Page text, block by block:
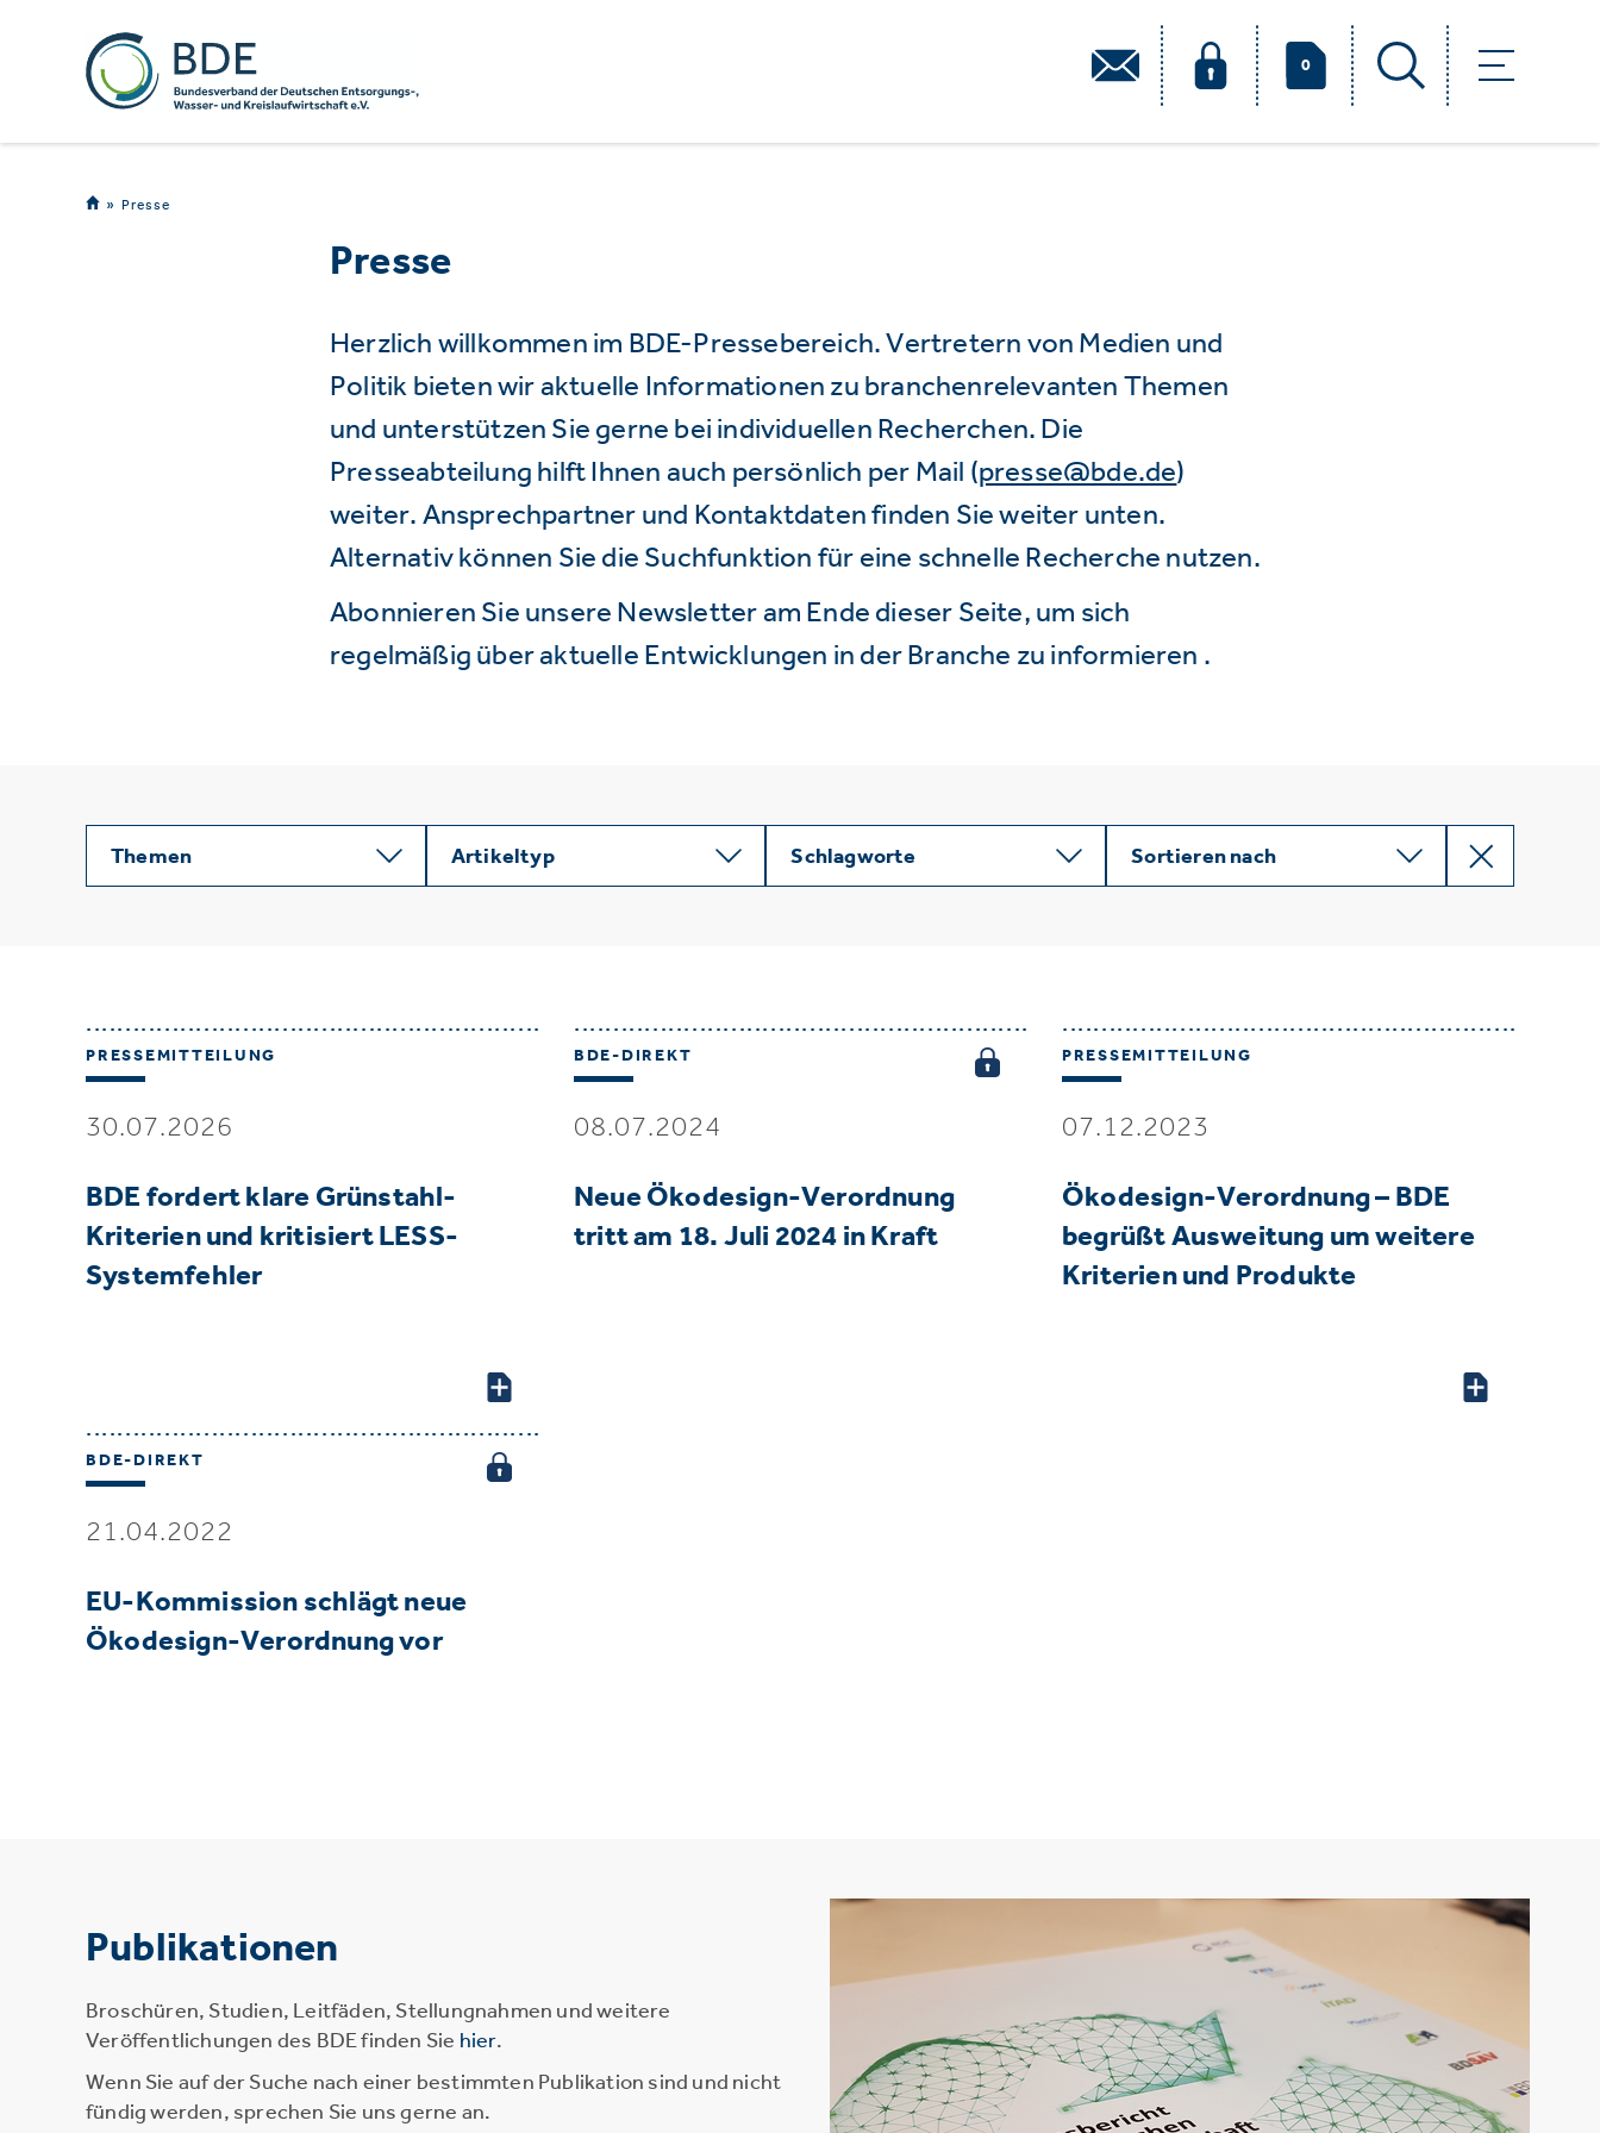
0
Presse
Presse
Herzlich willkommen im BDE-Pressebereich. Vertretern von Medien und
Politik bieten wir aktuelle Informationen zu branchenrelevanten Themen
und unterstützen Sie gerne bei individuellen Recherchen. Die
Presseabteilung hilft Ihnen auch persönlich per Mail (presse@bde.de)
weiter. Ansprechpartner und Kontaktdaten finden Sie weiter unten.
Alternativ können Sie die Suchfunktion für eine schnelle Recherche nutzen.
Abonnieren Sie unsere Newsletter am Ende dieser Seite, um sich
regelmäßig über aktuelle Entwicklungen in der Branche zu informieren .
Themen Artikeltyp Schlagworte Sortieren nach
PRESSEMITTEILUNG
30.07.2026
BDE fordert klare Grünstahl-
Kriterien und kritisiert LESS-
Systemfehler
BDE-DIREKT
08.07.2024
Neue Ökodesign-Verordnung
tritt am 18. Juli 2024 in Kraft
PRESSEMITTEILUNG
07.12.2023
Ökodesign-Verordnung – BDE
begrüßt Ausweitung um weitere
Kriterien und Produkte
BDE-DIREKT
21.04.2022
EU-Kommission schlägt neue
Ökodesign-Verordnung vor
Publikationen
Broschüren, Studien, Leitfäden, Stellungnahmen und weitere
Veröffentlichungen des BDE finden Sie hier.
Wenn Sie auf der Suche nach einer bestimmten Publikation sind und nicht
fündig werden, sprechen Sie uns gerne an.